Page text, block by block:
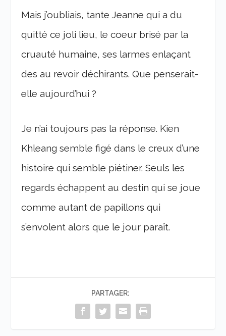
Mais j’oubliais, tante Jeanne qui a du
quitté ce joli lieu, le coeur brisé par la
cruauté humaine, ses larmes enlaçant
des au revoir déchirants. Que penserait-
elle aujourd’hui ?
Je n’ai toujours pas la réponse. Kien
Khleang semble figé dans le creux d’une
histoire qui semble piétiner. Seuls les
regards échappent au destin qui se joue
comme autant de papillons qui
s’envolent alors que le jour paraît.
PARTAGER: